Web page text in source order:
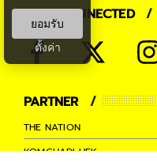
STAY CONNECTED
PARTNER
THE NATION
KOMCHADLUEK
ยอมรับ
ตั้งค่า